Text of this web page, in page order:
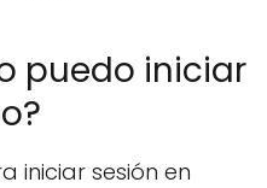
puedo iniciar
iniciar sesión en